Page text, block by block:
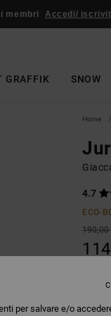
membri Accedi/
GRAFFIK SNOW
Home
4.7
ECO-
190,00
Colori
per salvare e/o